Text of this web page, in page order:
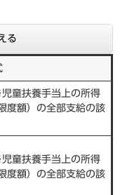
る
童扶養手当上の所得
度額）の全部支給の該
童扶養手当上の所得
度額）の全部支給の該